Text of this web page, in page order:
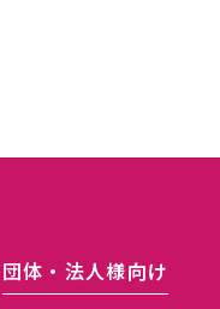
団体・法人様向け